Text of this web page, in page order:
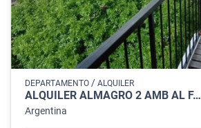
DEPARTAMENTO / ALQUILER
ALQUILER ALMAGRO 2 AMB AL F…
Argentina